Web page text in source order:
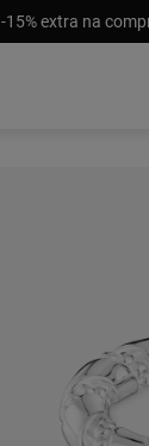
-15% extra na